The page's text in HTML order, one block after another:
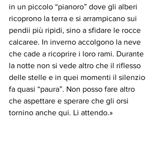
in un piccolo “pianoro” dove gli alberi
ricoprono la terra e si arrampicano sui
pendii più ripidi, sino a sfidare le rocce
calcaree. In inverno accolgono la neve
che cade a ricoprire i loro rami. Durante
la notte non si vede altro che il riflesso
delle stelle e in quei momenti il silenzio
fa quasi “paura”. Non posso fare altro
che aspettare e sperare che gli orsi
tornino anche qui. Li attendo.»